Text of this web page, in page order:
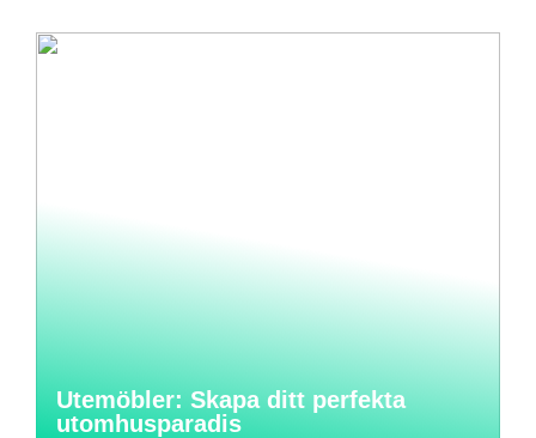
Utemöbler: Skapa ditt perfekta
utomhusparadis